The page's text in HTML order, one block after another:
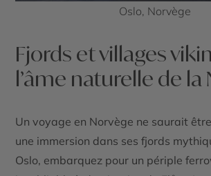
Oslo, Norvège
Fjords et villages
l’âme naturelle de la
Unvoyage en Norvège ne saurait
une immersion dans ses fjords
Oslo, embarquez pour un périple